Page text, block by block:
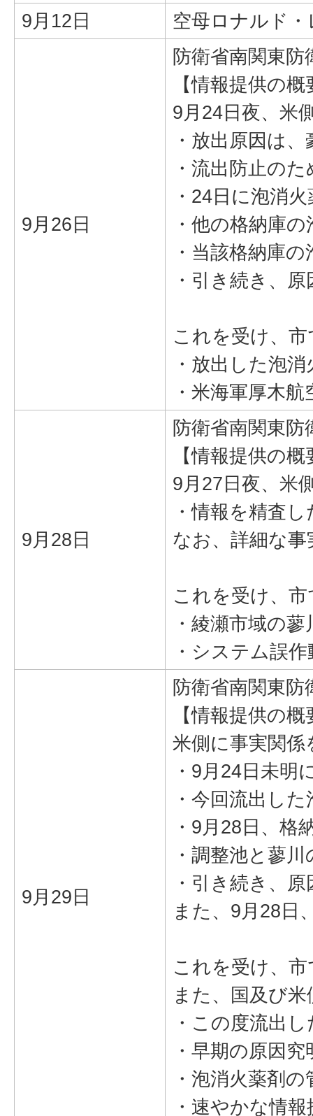
9月12日
空母ロナルド
9月26日
防衛省南関東
【情報提供の概
9月24日夜、米
・放出原因は
・流出防止の
・24日に泡消
・他の格納庫
・当該格納庫
・引き続き、
これを受け、
・放出した泡
・米海軍厚木
9月28日
防衛省南関東
【情報提供の概
9月27日夜、米
・情報を精査
なお、詳細な
これを受け、
・綾瀬市域の
・システム誤
9月29日
防衛省南関東
【情報提供の概
米側に事実関
・9月24日未
・今回流出し
・9月28日、
・調整池と蓼
・引き続き、
また、9月28日
これを受け、
また、国及び
・この度流出
・早期の原因
・泡消火薬剤
・速やかな情